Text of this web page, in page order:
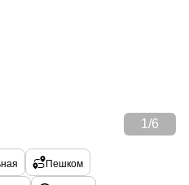
1 /6
Пешком